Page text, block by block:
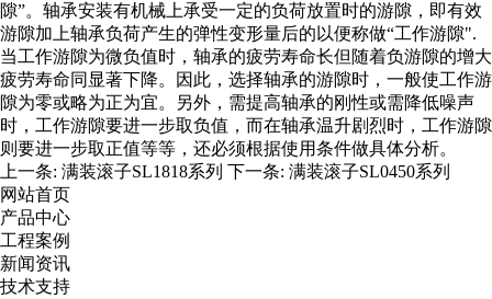
隙”。轴承安装有机械上承受一定的负荷放置时的游隙，即有效
游隙加上轴承负荷产生的弹性变形量后的以便称做“工作游隙".
当工作游隙为微负值时，轴承的疲劳寿命长但随着负游隙的增大
疲劳寿命同显著下降。因此，选择轴承的游隙时，一般使工作游
隙为零或略为正为宜。另外，需提高轴承的刚性或需降低噪声
时，工作游隙要进一步取负值，而在轴承温升剧烈时，工作游隙
则要进一步取正值等等，还必须根据使用条件做具体分析。
上一条: 满装滚子SL1818系列 下一条: 满装滚子SL0450系列
网站首页
产品中心
工程案例
新闻资讯
技术支持